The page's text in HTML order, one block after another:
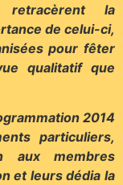
retracèrent la
de celui-ci,
pour fêter
qualitatif que
2014
particuliers,
aux membres
et leurs dédia la